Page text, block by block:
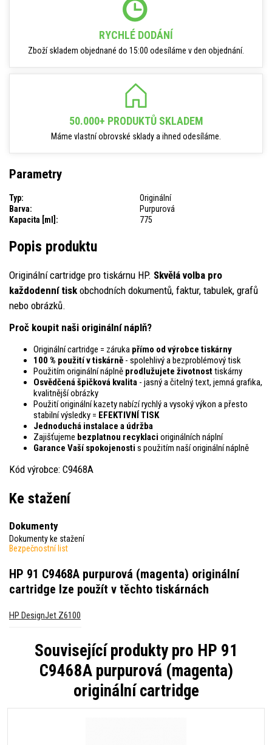
RYCHLÉ DODÁNÍ
Zboží skladem objednané do 15:00 odesíláme v den objednání.
50.000+ PRODUKTŮ SKLADEM
Máme vlastní obrovské sklady a ihned odesíláme.
Parametry
Typ:
Originální
Barva:
Purpurová
Kapacita [ml]:
775
Popis produktu
Originální cartridge pro tiskárnu HP. Skvělá volba pro
každodenní tisk obchodních dokumentů, faktur, tabulek, grafů
nebo obrázků.
Proč koupit naši originální náplň?
Originální cartridge = záruka přímo od výrobce tiskárny
100 % použití v tiskárně - spolehlivý a bezproblémový tisk
Použitím originální náplně prodlužujete životnosttiskárny
Osvědčená špičková kvalita - jasný a čitelný text, jemná grafika,
kvalitnější obrázky
Použití originální kazety nabízí rychlý a vysoký výkon a přesto
stabilní výsledky = EFEKTIVNÍ TISK
Jednoduchá instalace a údržba
Zajišťujeme bezplatnou recyklaci originálních náplní
Garance Vaší spokojenosti s použitím naší originální náplně
Kód výrobce: C9468A
Ke stažení
Dokumenty
Dokumenty ke stažení
Bezpečnostní list
HP 91 C9468A purpurová (magenta) originální
cartridge lze použít v těchto tiskárnách
HP DesignJet Z6100
Související produkty pro HP 91
C9468A purpurová (magenta)
originální cartridge